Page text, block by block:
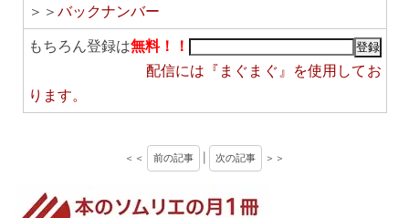
＞＞ バックナンバー
もちろん登録は無料！！
配信には 『まぐまぐ』 を使用してお
ります。
＜＜ 前の記事 次の記事 ＞＞